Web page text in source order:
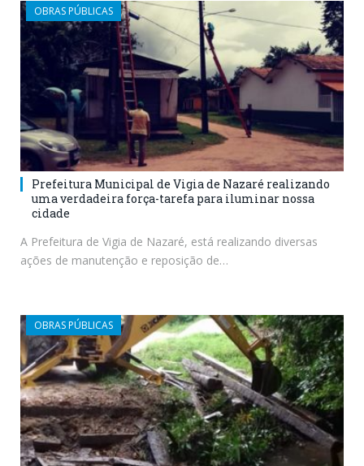
OBRAS PÚBLICAS
Prefeitura Municipal de Vigia de Nazaré realizando
uma verdadeira força-tarefa para iluminar nossa
cidade
A Prefeitura de Vigia de Nazaré, está realizando diversas
ações de manutenção e reposição de…
OBRAS PÚBLICAS